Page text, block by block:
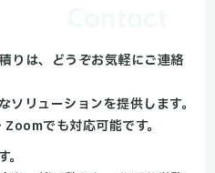
りは、どうぞお気軽にご連絡
リューションを提供します。
でも対応可能です。